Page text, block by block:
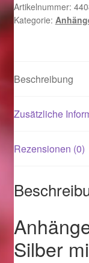
Kasse
Magisches und
Magisches und
Magisches und
Magisches und
Logout
Artikelnummer:
Kategorie:
Beschreibung
Zusätzliche
Rezensionen (0)
Silber